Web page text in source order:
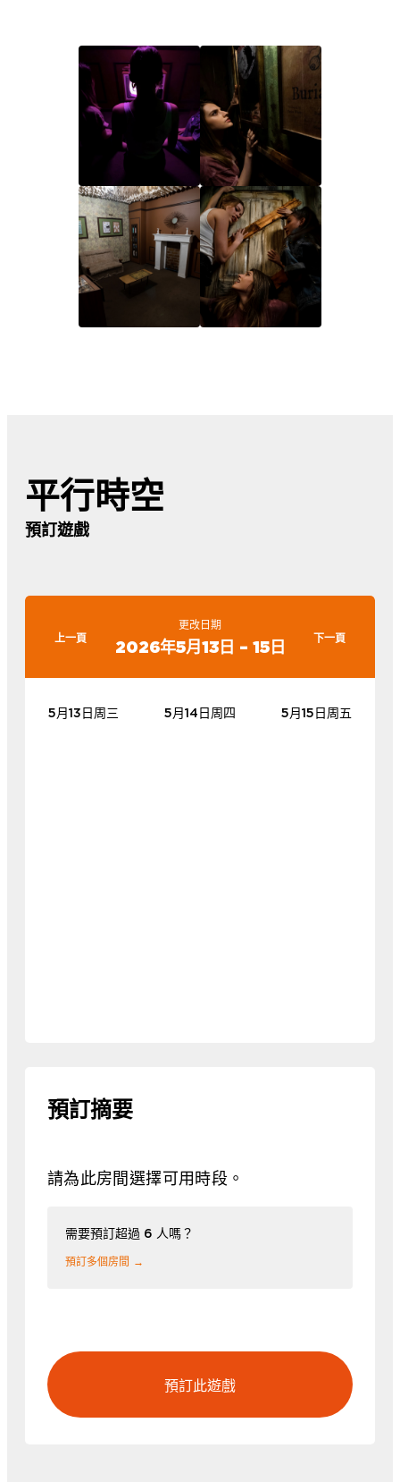
平行時空
預訂遊戲
上一頁
更改日期
2026年5月13日 – 15日 下一頁
5月13日周三 5月14日周四 5月15日周五
預訂摘要
請為此房間選擇可用時段。
需要預訂超過 6 人嗎？
預訂多個房間 →
預訂此遊戲